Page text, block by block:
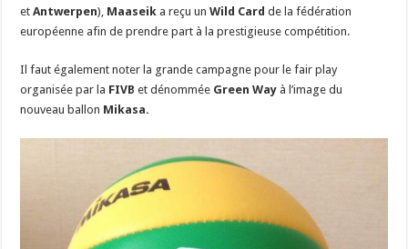
etAntwerpen), Maaseik a reçu unWild Card de la fédération
européenne afin de prendre part à la prestigieuse compétition.
Il faut également noter la grande campagne pour le fair play
organisée par la FIVB et dénommée Green Way à l’image du
nouveau ballon Mikasa.